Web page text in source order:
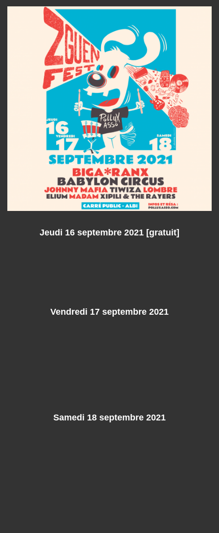
Jeudi 16 septembre 2021 [gratuit]
Vendredi 17 septembre 2021
Samedi 18 septembre 2021